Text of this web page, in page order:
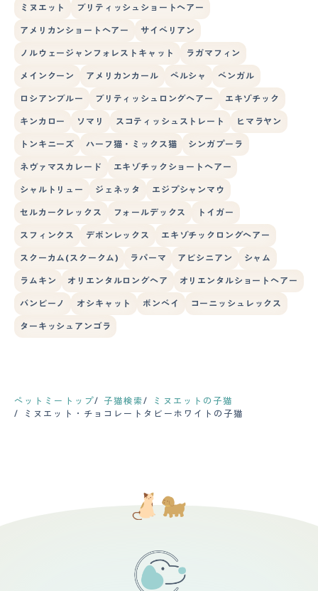
ミヌエット ブリティッシュショートヘアー
アメリカンショートヘアー サイベリアン
ノルウェージャンフォレストキャット ラガマフィン
メインクーン アメリカンカール ペルシャ ベンガル
ロシアンブルー ブリティッシュロングヘアー エキゾチック
キンカロー ソマリ スコティッシュストレート ヒマラヤン
トンキニーズ ハーフ猫・ミックス猫 シンガプーラ
ネヴァマスカレード エキゾチックショートヘアー
シャルトリュー ジェネッタ エジプシャンマウ
セルカークレックス フォールデックス トイガー
スフィンクス デボンレックス エキゾチックロングヘアー
スクーカム(スクークム) ラパーマ アビシニアン シャム
ラムキン オリエンタルロングヘア オリエンタルショートヘアー
バンビーノ オシキャット ボンベイ コーニッシュレックス
ターキッシュアンゴラ
ペットミートップ 子猫検索
ミヌエットの子猫
ミヌエット・チョコレートタビーホワイトの子猫